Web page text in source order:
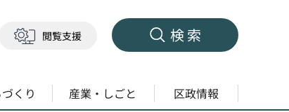
閲覧支援 検索
くり 産業・しごと 区政情報